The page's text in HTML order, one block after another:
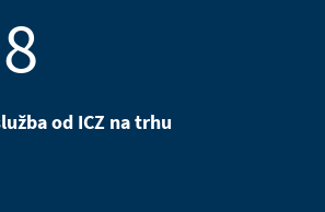
od ICZ na trhu